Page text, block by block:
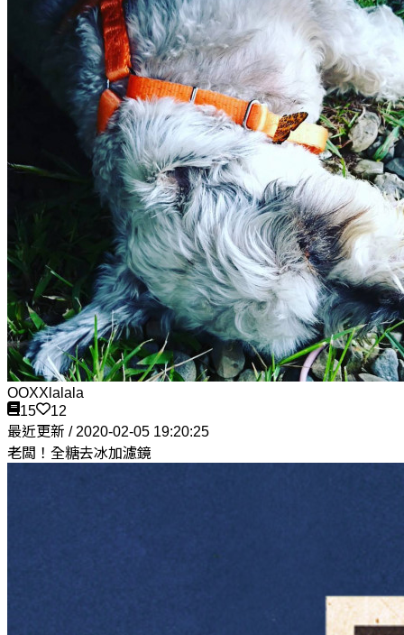
OOXXlalala
15
12
最近更新 / 2020-02-05 19:20:25
老闆！全糖去冰加濾鏡